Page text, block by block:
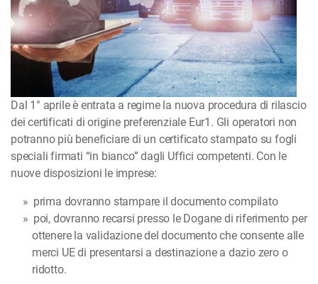
Dal 1° aprile è entrata a regime la nuova procedura di rilascio
dei certificati di origine preferenziale Eur1. Gli operatori non
potranno più beneficiare di un certificato stampato su fogli
speciali firmati “in bianco” dagli Uffici competenti. Con le
nuove disposizioni le imprese:
prima dovranno stampare il documento compilato
poi, dovranno recarsi presso le Dogane di riferimento per
ottenere la validazione del documento che consente alle
merci UE di presentarsi a destinazione a dazio zero o
ridotto.